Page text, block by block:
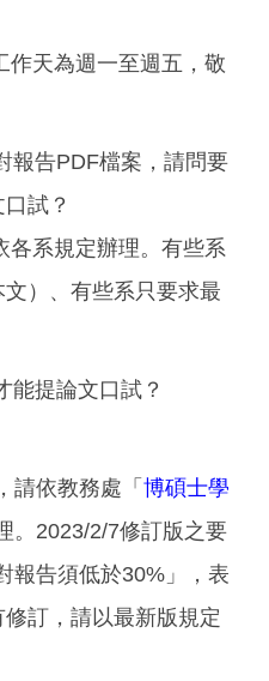
作天為週一至週五，敬
報告PDF檔案，請問要
試？
各系規定辦理。有些系
）、有些系只要求最
能提論文口試？
請依教務處「 博碩士學
。2023/2/7修訂版之要
報告須低於30%」，表
訂，請以最新版規定